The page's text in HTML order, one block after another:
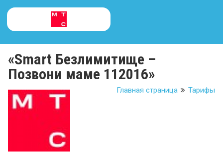
«Smart Безлимитище –
Позвони маме 112016»
Главная страница Тарифы